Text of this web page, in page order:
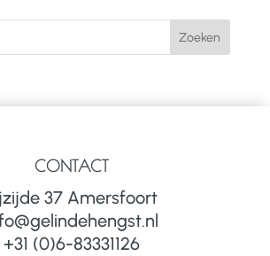
CONTACT
37 Amersfoort
+31 (0)6-83331126